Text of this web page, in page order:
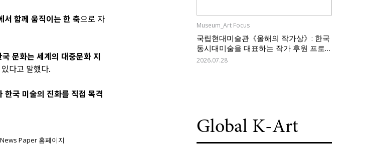
서 함께 움직이는 한 축으로 자
문화는 세계의 대중문화 지
다고 말했다.
한국 미술의 진화를 직접 목격
Paper 홈페이지
Museum_Art Focus
국립현대미술관《올해의 작가상》: 한국
동시대미술을 대표하는 작가 후원 프로
그램의 역할과 과제
2026.07.28
Global K-Art